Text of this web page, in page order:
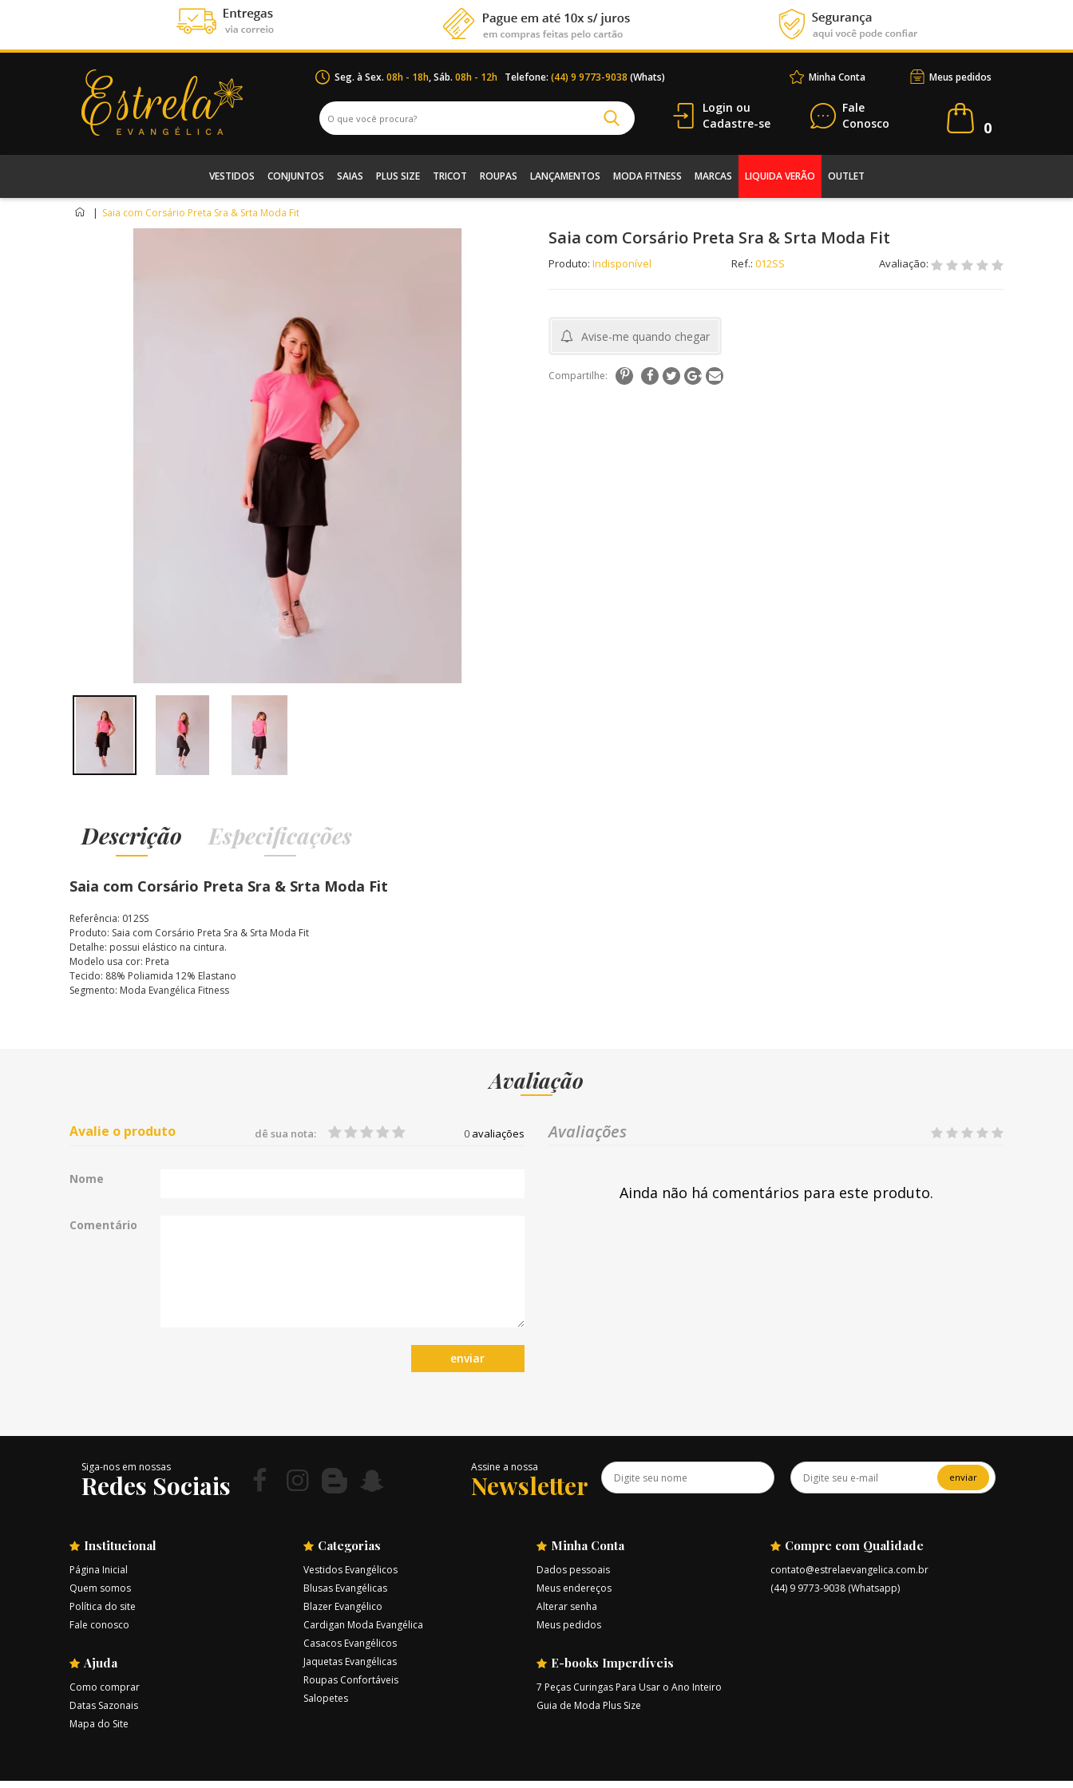
Seg. à Sex. 08h - 18h, Sáb. 08h - 12h Telefone: (44) 9 9773-9038 (Whats) Meus pedidos
Minha Conta
Login ou
Cadastre-se
Fale
Conosco
0
VESTIDOS CONJUNTOS SAIAS PLUS SIZE TRICOT ROUPAS LANÇAMENTOS MODA FITNESS MARCAS LIQUIDA VERÃO OUTLET
| Saia com Corsário Preta Sra & Srta Moda Fit
Saia com Corsário Preta Sra & Srta Moda Fit
Produto: Indisponível Ref.: 012SS Avaliação:
Avise-me quando chegar
Compartilhe:
Descrição
Saia com Corsário Preta Sra & Srta Moda Fit
Referência: 012SS
Produto: Saia com Corsário Preta Sra & Srta Moda Fit
Detalhe: possui elástico na cintura.
Modelo usa cor: Preta
Tecido: 88% Poliamida 12% Elastano
Segmento: Moda Evangélica Fitness
Especificações
Avaliação
Avalie o produto 0 avaliações
dê sua nota:
Nome
Comentário
enviar
Avaliações
Ainda não há comentários para este produto.
Siga-nos em nossas
Redes Sociais
Assine a nossa
Newsletter enviar
Institucional
Página Inicial
Quem somos
Política do site
Fale conosco
Ajuda
Como comprar
Datas Sazonais
Mapa do Site
Categorias
Vestidos Evangélicos
Blusas Evangélicas
Blazer Evangélico
Cardigan Moda Evangélica
Casacos Evangélicos
Jaquetas Evangélicas
Roupas Confortáveis
Salopetes
Minha Conta
Dados pessoais
Meus endereços
Alterar senha
Meus pedidos
E-books Imperdíveis
7 Peças Curingas Para Usar o Ano Inteiro
Guia de Moda Plus Size
Compre com Qualidade
contato@estrelaevangelica.com.br
(44) 9 9773-9038 (Whatsapp)